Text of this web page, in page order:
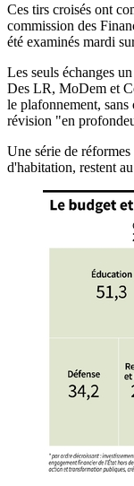
Ces tirs croisés ont
commission des
été examinés mardi
Les seuls échanges
Des LR, MoDem et
le plafonnement,
révision "en
Une série de
d'habitation, restent